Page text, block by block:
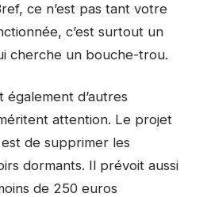
ce n’est pas tant votre
c’est surtout un
cherche un bouche-trou.
d’autres
attention. Le projet
de supprimer les
dormants. Il prévoit aussi
de 250 euros